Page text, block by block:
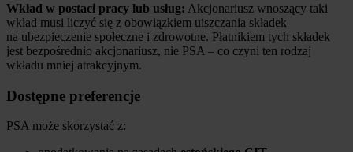
Wkład w postaci pracy lub usług: Akcjonariusz wnoszący taki
wkład musi liczyć się z obowiązkiem uiszczania składek
na ubezpieczenie społeczne i zdrowotne. Płatnikiem tych składek
jest bezpośrednio akcjonariusz, nie PSA – co czyni ten rodzaj
wkładu mniej atrakcyjnym.
Dostępne preferencje
PSA może skorzystać z: